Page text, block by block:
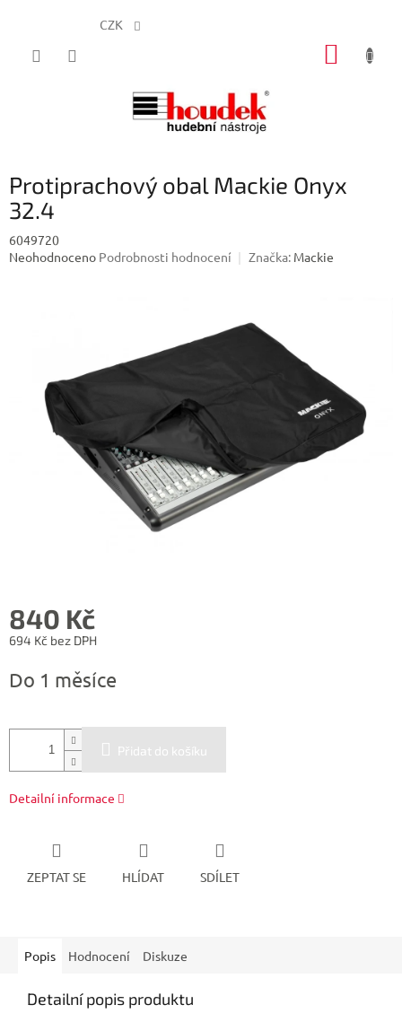
CZK
Protiprachový obal Mackie Onyx
32.4
6049720
Průměrné
Neohodnoceno Podrobnosti hodnocení Značka: Mackie
840 Kč
694 Kč bez DPH
cena:
Do 1 měsíce
Přidat do košíku
Detailní informace
ZEPTAT SE HLÍDAT SDÍLET
Popis Hodnocení Diskuze
Detailní popis produktu